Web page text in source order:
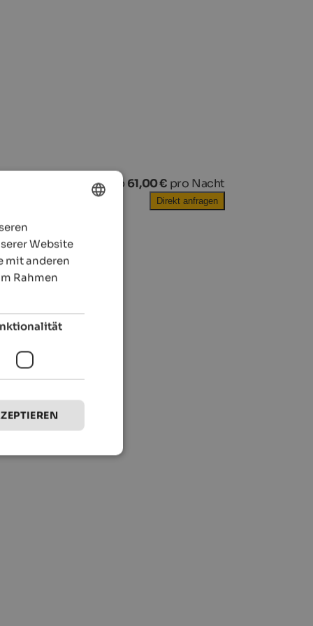
ab 61,00 € pro Nacht
Direkt anfragen
GERMAN
Website
mit anderen
Rahmen